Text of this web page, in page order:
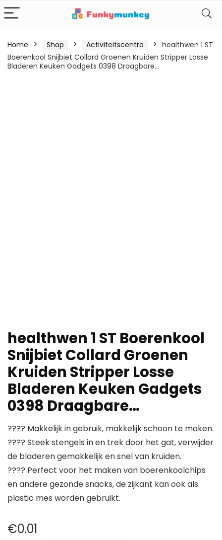
Home Shop Activiteitscentra
healthwen 1 ST
Boerenkool Snijbiet Collard Groenen Kruiden Stripper Losse
Bladeren Keuken Gadgets 0398 Draagbare…
healthwen 1 ST Boerenkool
Snijbiet Collard Groenen
Kruiden Stripper Losse
Bladeren Keuken Gadgets
0398 Draagbare…
???? Makkelijk in gebruik, makkelijk schoon te maken.
???? Steek stengels in en trek door het gat, verwijder
de bladeren gemakkelijk en snel van kruiden.
???? Perfect voor het maken van boerenkoolchips
en andere gezonde snacks, de zijkant kan ook als
plastic mes worden gebruikt.
€0.01